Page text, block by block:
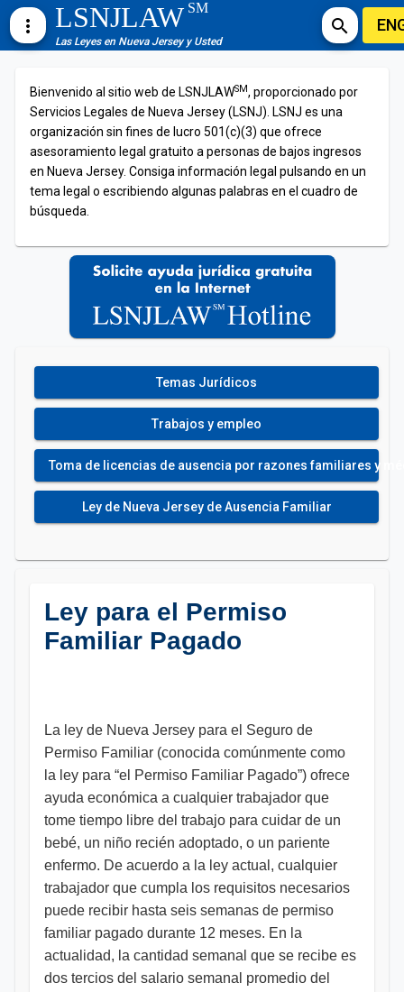
more_vert LSNJLAWSM
Las Leyes en Nueva Jersey y Usted
search
Bienvenido al sitio web de LSNJLAWSM, proporcionado por
Servicios Legales de Nueva Jersey (LSNJ). LSNJ es una
organización sin fines de lucro 501(c)(3) que ofrece
asesoramiento legal gratuito a personas de bajos ingresos
en Nueva Jersey. Consiga información legal pulsando en un
tema legal o escribiendo algunas palabras en el cuadro de
búsqueda.
Temas Jurídicos
Trabajos y empleo
Toma de licencias de ausencia por razones familiares y
Ley de Nueva Jersey de Ausencia Familiar
Ley para el Permiso
Familiar Pagado
La ley de Nueva Jersey para el Seguro de
Permiso Familiar (conocida comúnmente como
la ley para “el Permiso Familiar Pagado”) ofrece
ayuda económica a cualquier trabajador que
tome tiempo libre del trabajo para cuidar de un
bebé, un niño recién adoptado, o un pariente
enfermo. De acuerdo a la ley actual, cualquier
trabajador que cumpla los requisitos necesarios
puede recibir hasta seis semanas de permiso
familiar pagado durante 12 meses. En la
actualidad, la cantidad semanal que se recibe es
dos tercios del salario semanal promedio del